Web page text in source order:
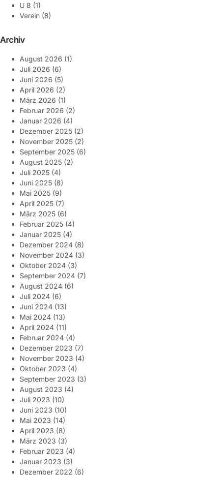
U 8 (1)
Verein (8)
Archiv
August 2026 (1)
Juli 2026 (6)
Juni 2026 (5)
April 2026 (2)
März 2026 (1)
Februar 2026 (2)
Januar 2026 (4)
Dezember 2025 (2)
November 2025 (2)
September 2025 (6)
August 2025 (2)
Juli 2025 (4)
Juni 2025 (8)
Mai 2025 (9)
April 2025 (7)
März 2025 (6)
Februar 2025 (4)
Januar 2025 (4)
Dezember 2024 (8)
November 2024 (3)
Oktober 2024 (3)
September 2024 (7)
August 2024 (6)
Juli 2024 (6)
Juni 2024 (13)
Mai 2024 (13)
April 2024 (11)
Februar 2024 (4)
Dezember 2023 (7)
November 2023 (4)
Oktober 2023 (4)
September 2023 (3)
August 2023 (4)
Juli 2023 (10)
Juni 2023 (10)
Mai 2023 (14)
April 2023 (8)
März 2023 (3)
Februar 2023 (4)
Januar 2023 (3)
Dezember 2022 (6)